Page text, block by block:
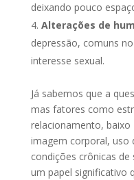
deixando pouco
Alterações de
depressão, comuns
interesse sexual.
Já sabemos que a
mas fatores como
relacionamento,
imagem corporal, uso
condições crônicas
um papel significativo